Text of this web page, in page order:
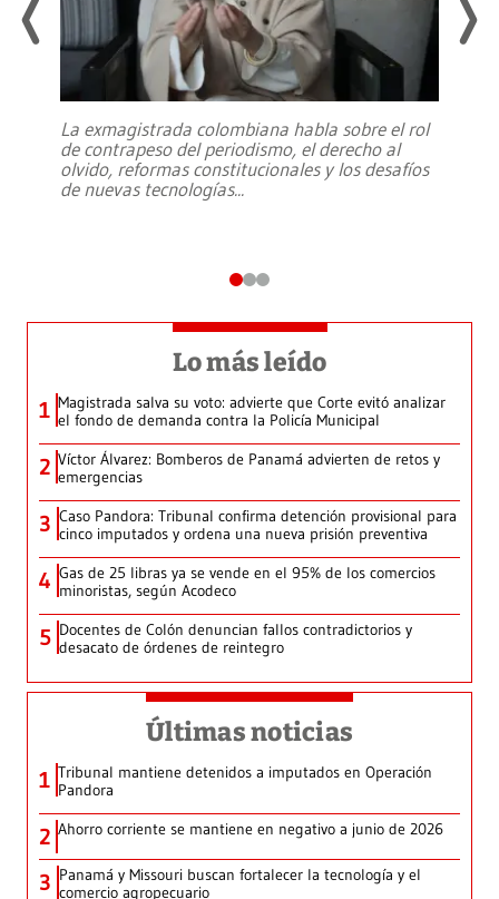
La exmagistrada colombiana habla sobre el rol
de contrapeso del periodismo, el derecho al
olvido, reformas constitucionales y los desafíos
de nuevas tecnologías...
Lo más leído
1 Magistrada salva su voto: advierte que Corte evitó analizar
el fondo de demanda contra la Policía Municipal
2 Víctor Álvarez: Bomberos de Panamá advierten de retos y
emergencias
3 Caso Pandora: Tribunal confirma detención provisional para
cinco imputados y ordena una nueva prisión preventiva
4 Gas de 25 libras ya se vende en el 95% de los comercios
minoristas, según Acodeco
5 Docentes de Colón denuncian fallos contradictorios y
desacato de órdenes de reintegro
Últimas noticias
1 Tribunal mantiene detenidos a imputados en Operación
Pandora
2 Ahorro corriente se mantiene en negativo a junio de 2026
3 Panamá y Missouri buscan fortalecer la tecnología y el
comercio agropecuario